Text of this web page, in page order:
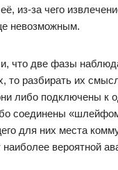
из-за чего
невозможным.
что две фазы
то разбирать их
либо подключены к
соединены
для них места
наиболее вероятной